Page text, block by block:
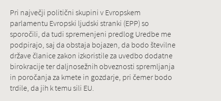
Pri največji politični skupini v Evropskem
parlamentu Evropski ljudski stranki (EPP) so
sporočili, da tudi spremenjeni predlog Uredbe me
podpirajo, saj da obstaja bojazen, da bodo številne
države članice zakon izkoristile za uvedbo dodatne
birokracije ter daljnosežnih obveznosti spremljanja
in poročanja za kmete in gozdarje, pri čemer bodo
trdile, da jih k temu sili EU.